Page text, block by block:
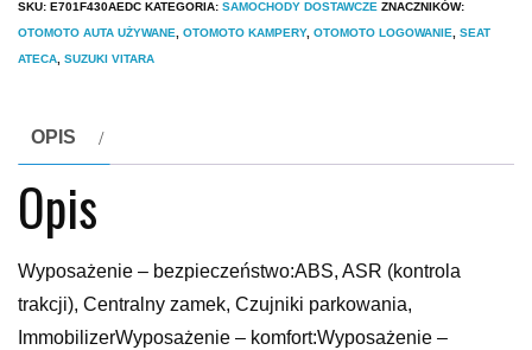
SKU: E701F430AEDC KATEGORIA: SAMOCHODY DOSTAWCZE ZNACZNIKÓW:
OTOMOTO AUTA UŻYWANE, OTOMOTO KAMPERY, OTOMOTO LOGOWANIE, SEAT
ATECA, SUZUKI VITARA
OPIS
Opis
Wyposażenie – bezpieczeństwo:ABS, ASR (kontrola
trakcji), Centralny zamek, Czujniki parkowania,
ImmobilizerWyposażenie – komfort:Wyposażenie –